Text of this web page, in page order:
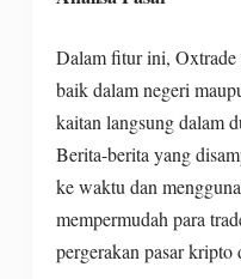
Dalam fitur ini, Oxtrade
baik dalam negeri
kaitan langsung dalam
Berita-berita yang
ke waktu dan
mempermudah para
pergerakan pasar kripto